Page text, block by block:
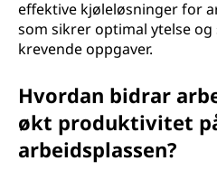
effektive kjøleløsninger for
som sikrer optimal ytelse
krevende oppgaver.
Hvordan bidrar
økt produktivitet
arbeidsplassen?